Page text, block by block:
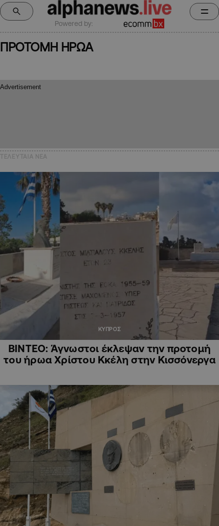
Powered by:
ΠΡΟΤΟΜΗ ΗΡΩΑ
ΚΥΠΡΟΣ
ΒΙΝΤΕΟ: Άγνωστοι έκλεψαν την προτομή
του ήρωα Χρίστου Κκέλη στην Κισσόνεργα